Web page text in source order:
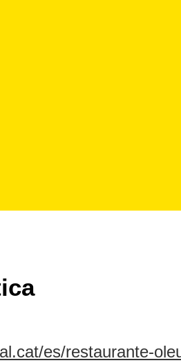
es/restaurante-